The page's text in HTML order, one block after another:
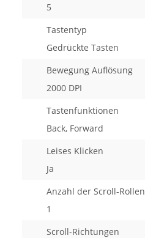
5
Tastentyp
Gedrückte Tasten
Bewegung Auflösung
2000 DPI
Tastenfunktionen
Back, Forward
Leises Klicken
Ja
Anzahl der Scroll-Rollen
1
Scroll-Richtungen